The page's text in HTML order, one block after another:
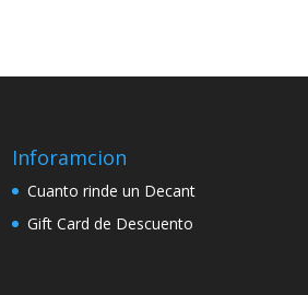
Inforamcion
Cuanto rinde un Decant
Gift Card de Descuento